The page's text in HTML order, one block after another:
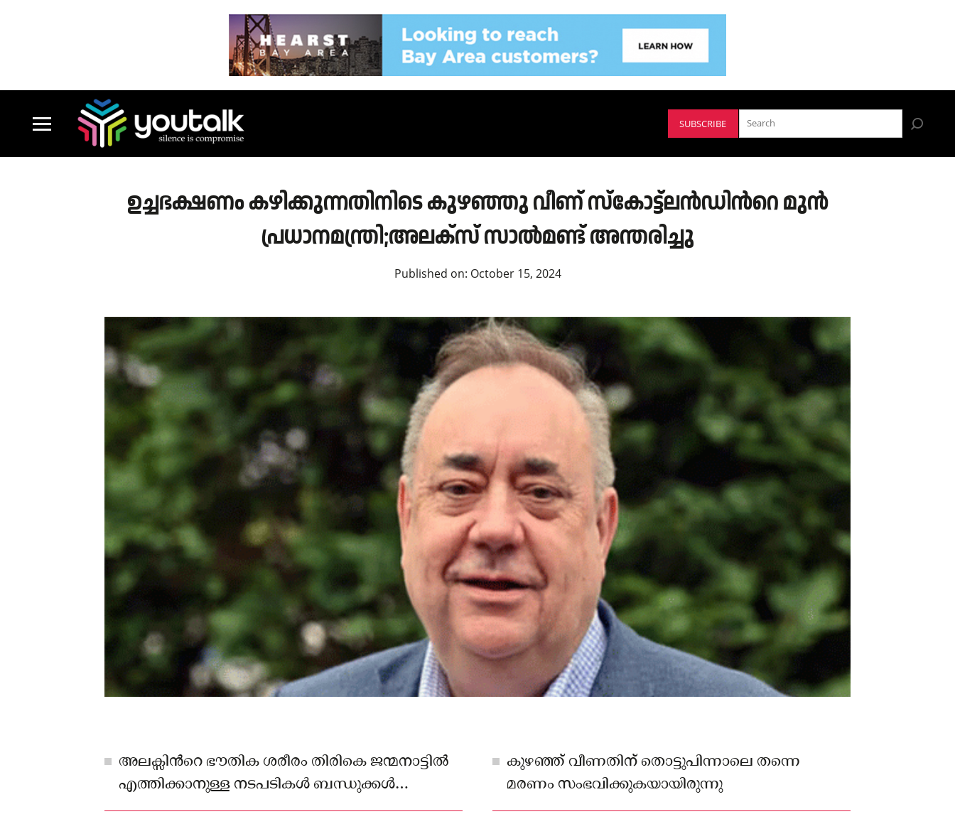
SUBSCRIBE
ഉച്ചഭക്ഷണം കഴിക്കുന്നതിനിടെ കുഴഞ്ഞു വീണ് സ്കോട്ട്‍ലൻഡിന്‍റെ മുൻ
പ്രധാനമന്ത്രി;അലക്സ് സാല്‍മണ്ട് അന്തരിച്ചു
Published on: October 15, 2024
അലക്സിന്‍റെ ഭൗതിക ശരീരം തിരികെ ജന്മനാട്ടില്‍
എത്തിക്കാനുള്ള നടപടികള്‍ ബന്ധുക്കള്‍
ആരംഭിച്ചതായാണ് വിവരം
കുഴഞ്ഞ് വീണതിന് തൊട്ടുപിന്നാലെ തന്നെ
മരണം സംഭവിക്കുകയായിരുന്നു